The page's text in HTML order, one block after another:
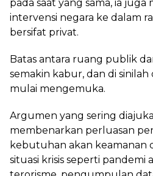
pada saat yang sama, ia
intervensi negara ke dalam
bersifat privat.
Batas antara ruang publik
semakin kabur, dan di sinilah
mulai mengemuka.
Argumen yang sering
membenarkan perluasan
kebutuhan akan keamanan
situasi krisis seperti pandemi